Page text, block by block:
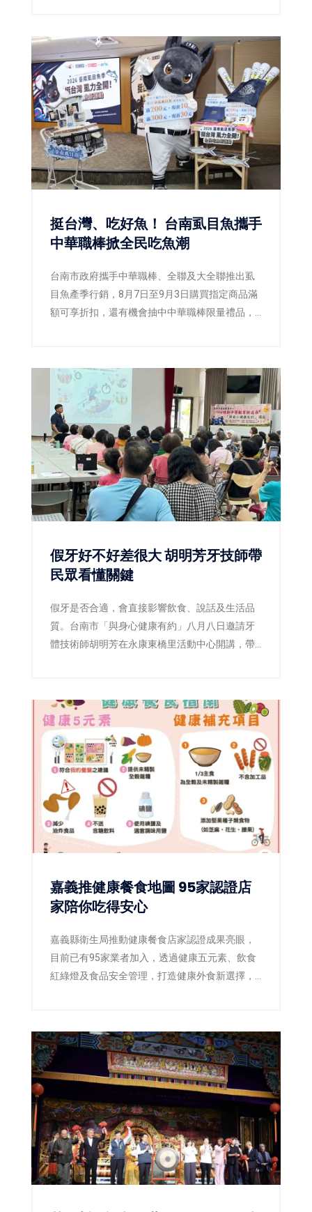
挺台灣、吃好魚！ 台南虱目魚攜手
中華職棒掀全民吃魚潮
台南市政府攜手中華職棒、全聯及大全聯推出虱
目魚產季行銷，8月7日至9月3日購買指定商品滿
額可享折扣，還有機會抽中中華職棒限量禮品，
假牙好不好差很大 胡明芳牙技師帶
民眾看懂關鍵
假牙是否合適，會直接影響飲食、說話及生活品
質。台南市「與身心健康有約」八月八日邀請牙
體技術師胡明芳在永康東橋里活動中心開講，帶
嘉義推健康餐食地圖 95家認證店
家陪你吃得安心
嘉義縣衛生局推動健康餐食店家認證成果亮眼，
目前已有95家業者加入，透過健康五元素、飲食
紅綠燈及食品安全管理，打造健康外食新選擇，